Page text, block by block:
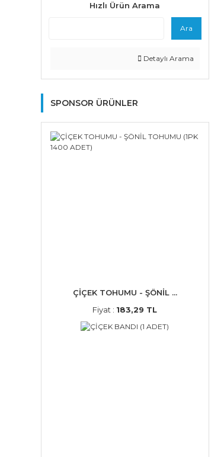
Hızlı Ürün Arama
Ara
Detaylı Arama
SPONSOR ÜRÜNLER
ÇİÇEK TOHUMU - ŞÖNİL ...
Fiyat : 183,29 TL